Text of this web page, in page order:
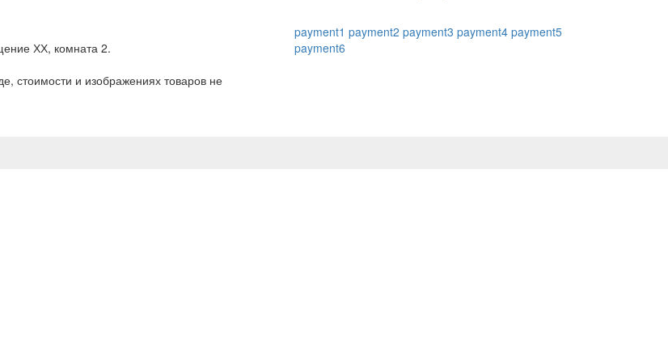
ХХ, комната 2.
стоимости и изображениях товаров не
payment1 payment2 payment3 payment4 payment5
payment6